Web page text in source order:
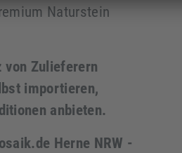
Naturstein
von Zulieferern
importieren,
anbieten.
Herne NRW -